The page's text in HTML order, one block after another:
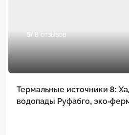
5/ 8 отзывов
Термальные источники 8:
водопады Руфабго, эко-